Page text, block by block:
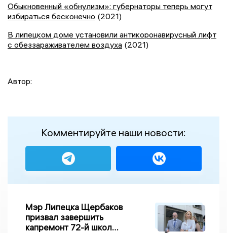
Обыкновенный «обнулизм»: губернаторы теперь могут
избираться бесконечно (2021)
В липецком доме установили антикоронавирусный лифт
с обеззараживателем воздуха (2021)
Автор:
Комментируйте наши новости:
Мэр Липецка Щербаков
призвал завершить
капремонт 72-й школы